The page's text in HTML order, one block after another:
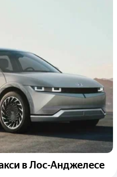
в Лос-Анджелесе